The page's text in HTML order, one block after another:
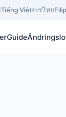
Tiếng Việtবাংলাไทย
Guide